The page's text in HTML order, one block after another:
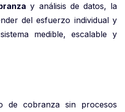
y análisis de datos, la
del esfuerzo individual y
medible, escalable y
de cobranza sin procesos